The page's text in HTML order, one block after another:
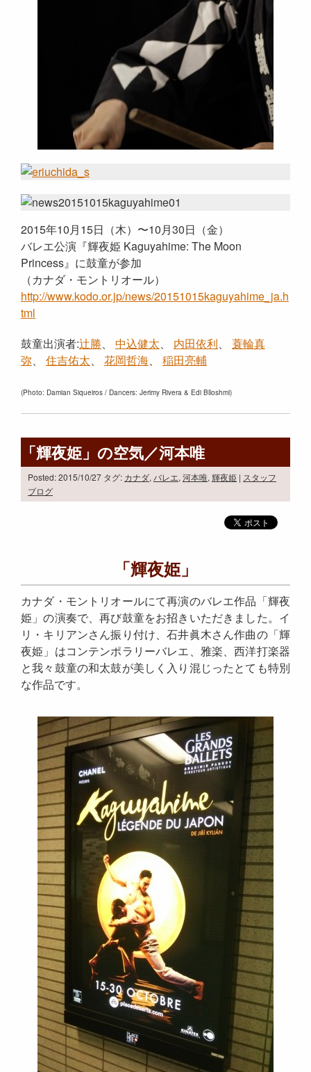
2015年10月15日（木）〜10月30日（金）
バレエ公演『輝夜姫 Kaguyahime: The Moon
Princess』に鼓童が参加
（カナダ・モントリオール）
http://www.kodo.or.jp/news/20151015kaguyahime_ja.h
tml
鼓童出演者:辻勝、 中込健太、 内田依利、 蓑輪真
弥、 住吉佑太、 花岡哲海、 稲田亮輔
(Photo: Damian Siqueiros / Dancers: Jerimy Rivera & Edi Blloshmi)
「輝夜姫」の空気／河本唯
Posted: 2015/10/27 タグ: カナダ, バレエ, 河本唯, 輝夜姫 | スタッフ
ブログ
「輝夜姫」
カナダ・モントリオールにて再演のバレエ作品「輝夜
姫」の演奏で、再び鼓童をお招きいただきました。イ
リ・キリアンさん振り付け、石井眞木さん作曲の「輝
夜姫」はコンテンポラリーバレエ、雅楽、西洋打楽器
と我々鼓童の和太鼓が美しく入り混じったとても特別
な作品です。